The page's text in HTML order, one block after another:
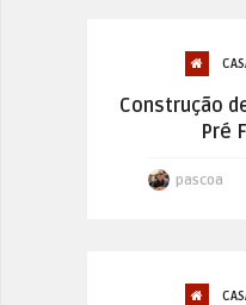
Construção
Pré
pascoa